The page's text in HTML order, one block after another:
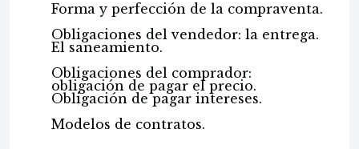
Forma y perfección de la compraventa.
Obligaciones del vendedor: la entrega.
El saneamiento.
Obligaciones del comprador:
obligación de pagar el precio.
Obligación de pagar intereses.
Modelos de contratos.